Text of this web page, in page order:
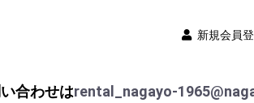
新規会員
合わせはrental_nagayo-